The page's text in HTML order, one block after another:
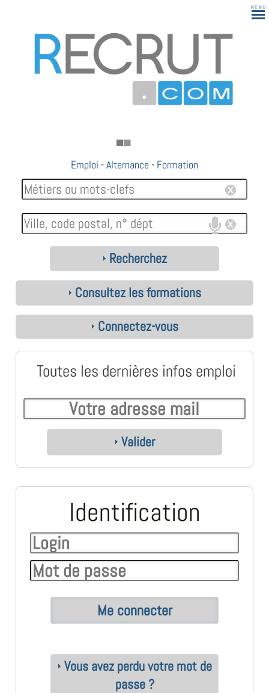
Emploi -Alternance - Formation
Recherchez
Consultez les formations
Connectez-vous
Toutes les dernières infos emploi
Valider
Identification
Vous avez perdu votre mot de
passe ?